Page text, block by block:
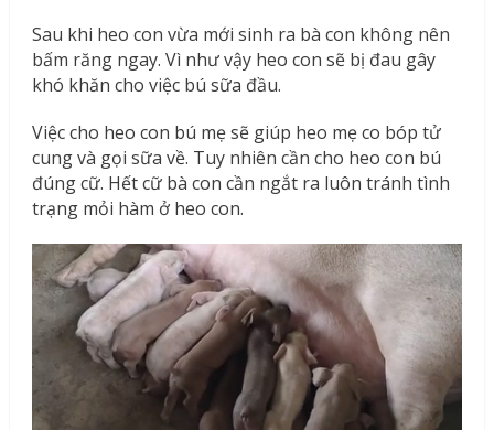
Sau khi heo con vừa mới sinh ra bà con không nên
bấm răng ngay. Vì như vậy heo con sẽ bị đau gây
khó khăn cho việc bú sữa đầu.
Việc cho heo con bú mẹ sẽ giúp heo mẹ co bóp tử
cung và gọi sữa về. Tuy nhiên cần cho heo con bú
đúng cữ. Hết cữ bà con cần ngắt ra luôn tránh tình
trạng mỏi hàm ở heo con.